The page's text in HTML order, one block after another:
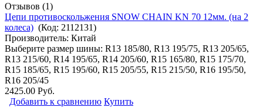
Отзывов (1)
Цепи противоскольжения SNOW CHAIN KN 70 12мм. (на 2
колеса) (Код: 2112131)
Производитель: Китай
Выберите размер шины: R13 185/80, R13 195/75, R13 205/65,
R13 215/60, R14 195/65, R14 205/60, R15 165/80, R15 175/70,
R15 185/65, R15 195/60, R15 205/55, R15 215/50, R16 195/50,
R16 205/45
2425.00 Руб.
Добавить к сравнению Купить